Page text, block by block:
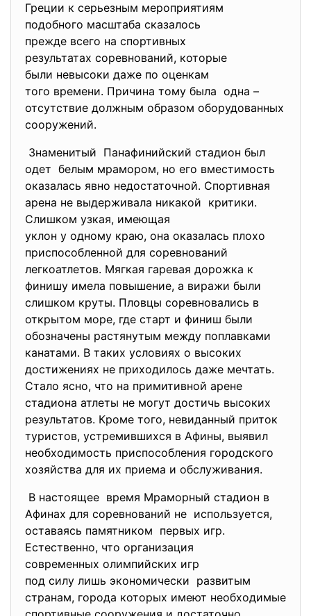
Греции к серьезным мероприятиям
подобного масштаба сказалось
прежде всего на спортивных
результатах соревнований, которые
были невысоки даже по оценкам
того времени. Причина тому была одна –
отсутствие должным образом оборудованных
сооружений.
Знаменитый Панафинийский стадион был
одет белым мрамором, но его вместимость
оказалась явно недостаточной. Спортивная
арена не выдерживала никакой критики.
Слишком узкая, имеющая
уклон у одному краю, она оказалась плохо
приспособленной для соревнований
легкоатлетов. Мягкая гаревая дорожка к
финишу имела повышение, а виражи были
слишком круты. Пловцы соревновались в
открытом море, где старт и финиш были
обозначены растянутым между поплавками
канатами. В таких условиях о высоких
достижениях не приходилось даже мечтать.
Стало ясно, что на примитивной арене
стадиона атлеты не могут достичь высоких
результатов. Кроме того, невиданный приток
туристов, устремившихся в Афины, выявил
необходимость приспособления городского
хозяйства для их приема и обслуживания.
В настоящее время Мраморный стадион в
Афинах для соревнований не используется,
оставаясь памятником первых игр.
Естественно, что организация
современных олимпийских игр
под силу лишь экономически развитым
странам, города которых имеют необходимые